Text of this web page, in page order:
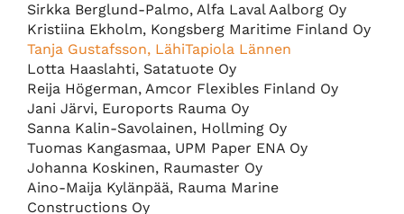
Sirkka Berglund-Palmo, Alfa Laval Aalborg Oy
Kristiina Ekholm, Kongsberg Maritime Finland Oy
Tanja Gustafsson, LähiTapiola Lännen
Lotta Haaslahti, Satatuote Oy
Reija Högerman, Amcor Flexibles Finland Oy
Jani Järvi, Euroports Rauma Oy
Sanna Kalin-Savolainen, Hollming Oy
Tuomas Kangasmaa, UPM Paper ENA Oy
Johanna Koskinen, Raumaster Oy
Aino-Maija Kylänpää, Rauma Marine
Constructions Oy